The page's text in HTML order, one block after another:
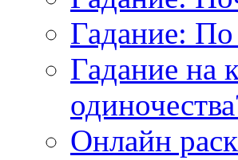
Гадание: По
Гадание на
Онлайн